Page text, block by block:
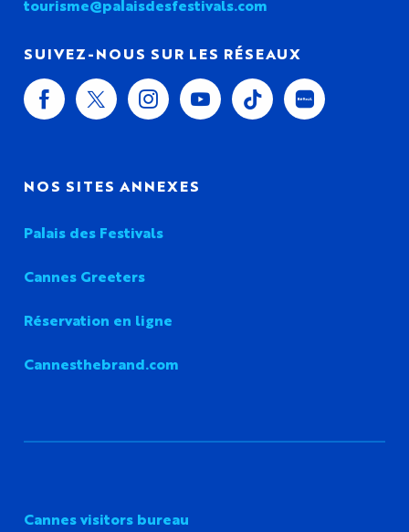
tourisme@palaisdesfestivals.com
SUIVEZ-NOUS SUR LES RÉSEAUX
NOS SITES ANNEXES
Palais des Festivals
Cannes Greeters
Réservation en ligne
Cannesthebrand.com
Cannes visitors bureau